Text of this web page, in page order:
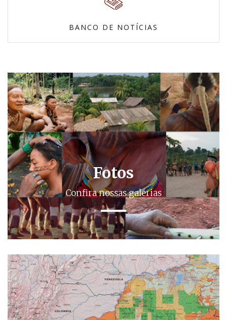
BANCO DE NOTÍCIAS
Fotos
Confira nossas galerias